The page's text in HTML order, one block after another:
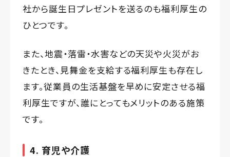
社から誕生日プレゼントを送るのも福利厚生の
ひとつです。
また、地震・落雷・水害などの天災や火災がお
きたとき、見舞金を支給する福利厚生も存在し
ます。従業員の生活基盤を早めに安定させる福
利厚生ですが、誰にとってもメリットのある施策
です。
4. 育児や介護